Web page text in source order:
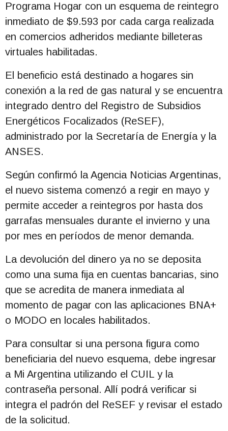
Programa Hogar con un esquema de reintegro
inmediato de $9.593 por cada carga realizada
en comercios adheridos mediante billeteras
virtuales habilitadas.
El beneficio está destinado a hogares sin
conexión a la red de gas natural y se encuentra
integrado dentro del Registro de Subsidios
Energéticos Focalizados (ReSEF),
administrado por la Secretaría de Energía y la
ANSES.
Según confirmó la Agencia Noticias Argentinas,
el nuevo sistema comenzó a regir en mayo y
permite acceder a reintegros por hasta dos
garrafas mensuales durante el invierno y una
por mes en períodos de menor demanda.
La devolución del dinero ya no se deposita
como una suma fija en cuentas bancarias, sino
que se acredita de manera inmediata al
momento de pagar con las aplicaciones BNA+
o MODO en locales habilitados.
Para consultar si una persona figura como
beneficiaria del nuevo esquema, debe ingresar
a Mi Argentina utilizando el CUIL y la
contraseña personal. Allí podrá verificar si
integra el padrón del ReSEF y revisar el estado
de la solicitud.